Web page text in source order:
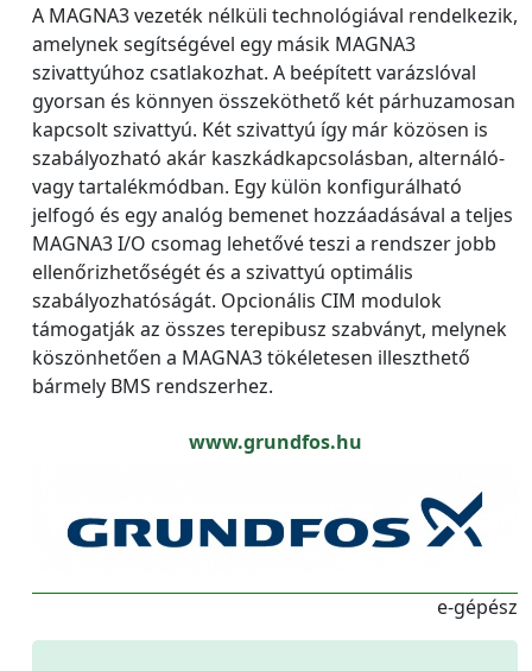
A MAGNA3 vezeték nélküli technológiával rendelkezik,
amelynek segítségével egy másik MAGNA3
szivattyúhoz csatlakozhat. A beépített varázslóval
gyorsan és könnyen összeköthető két párhuzamosan
kapcsolt szivattyú. Két szivattyú így már közösen is
szabályozható akár kaszkádkapcsolásban, alternáló-
vagy tartalékmódban. Egy külön konfigurálható
jelfogó és egy analóg bemenet hozzáadásával a teljes
MAGNA3 I/O csomag lehetővé teszi a rendszer jobb
ellenőrizhetőségét és a szivattyú optimális
szabályozhatóságát. Opcionális CIM modulok
támogatják az összes terepibusz szabványt, melynek
köszönhetően a MAGNA3 tökéletesen illeszthető
bármely BMS rendszerhez.
www.grundfos.hu
e-gépész